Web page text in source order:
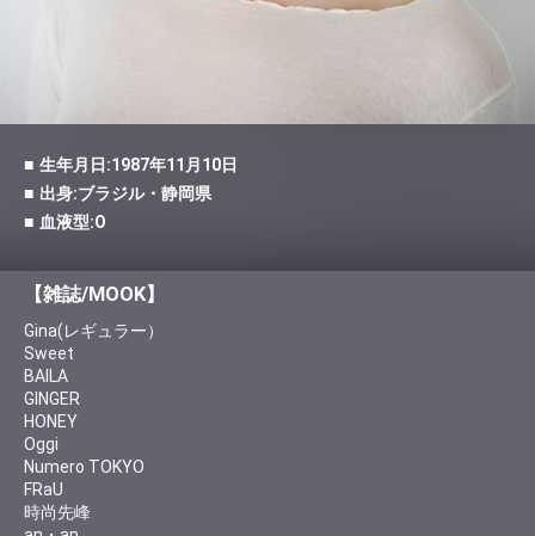
生年月日:1987年11月10日
出身:ブラジル・静岡県
血液型:O
【雑誌/MOOK】
Gina(レギュラー）
Sweet
BAILA
GINGER
HONEY
Oggi
Numero TOKYO
FRaU
時尚先峰